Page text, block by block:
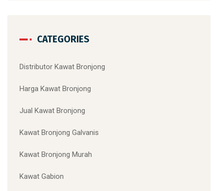
CATEGORIES
Distributor Kawat Bronjong
Harga Kawat Bronjong
Jual Kawat Bronjong
Kawat Bronjong Galvanis
Kawat Bronjong Murah
Kawat Gabion